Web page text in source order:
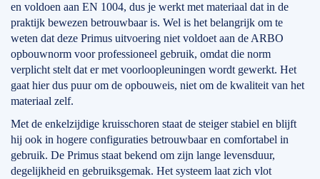
en voldoen aan EN 1004, dus je werkt met materiaal dat in de
praktijk bewezen betrouwbaar is. Wel is het belangrijk om te
weten dat deze Primus uitvoering niet voldoet aan de ARBO
opbouwnorm voor professioneel gebruik, omdat die norm
verplicht stelt dat er met voorloopleuningen wordt gewerkt. Het
gaat hier dus puur om de opbouweis, niet om de kwaliteit van het
materiaal zelf.
Met de enkelzijdige kruisschoren staat de steiger stabiel en blijft
hij ook in hogere configuraties betrouwbaar en comfortabel in
gebruik. De Primus staat bekend om zijn lange levensduur,
degelijkheid en gebruiksgemak. Het systeem laat zich vlot